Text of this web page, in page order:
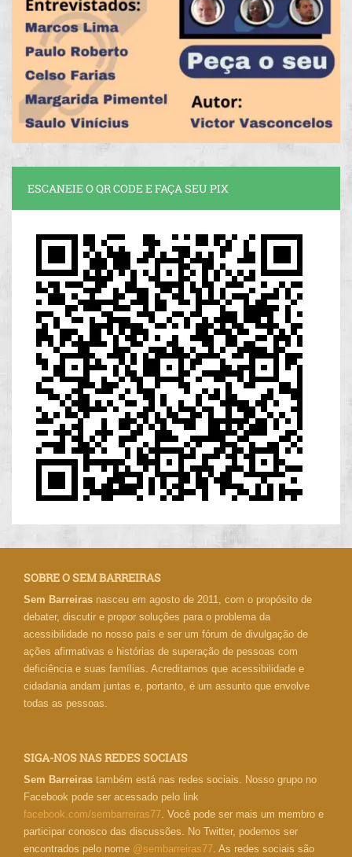
ESCANEIE O QR CODE E FAÇA SEU PIX
SOBRE O SEM BARREIRAS
Sem Barreiras nasceu em agosto de 2011, com o propósito de
debater, discutir e propor soluções para o problema da
acessibilidade no nosso país e ser um fórum de divulgação de
ações afirmativas e histórias de superação de pessoas com
deficiência e suas famílias. Acreditamos que acessibilidade e
cidadania andam juntas e, portanto, é um assunto que envolve
todas as pessoas.
SIGA-NOS NAS REDES SOCIAIS
Sem Barreiras também está nas redes sociais. Nosso grupo no
Facebook pode ser acessado pelo link
facebook.com/sembarreiras77. Você pode ser mais um membro e
participar conosco das discussões. No Twitter, podemos ser
encontrados pelo nome @sembarreiras77. As redes sociais são